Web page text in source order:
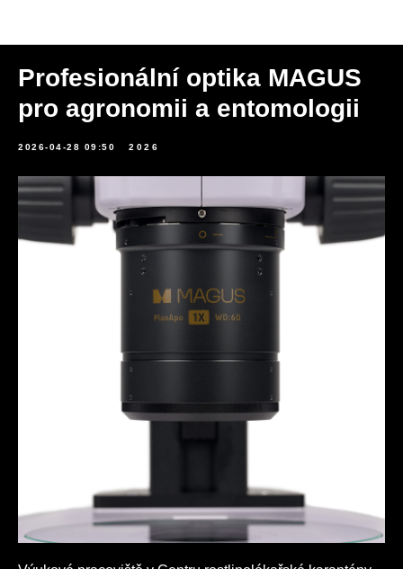
Profesionální optika MAGUS
pro agronomii a entomologii
2026-04-28 09:50 2026